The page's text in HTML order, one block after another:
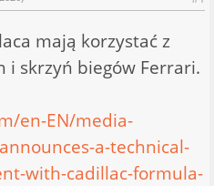
mają korzystać z
i skrzyń biegów Ferrari.
en-EN/media-
a-technical-
with-cadillac-formula-